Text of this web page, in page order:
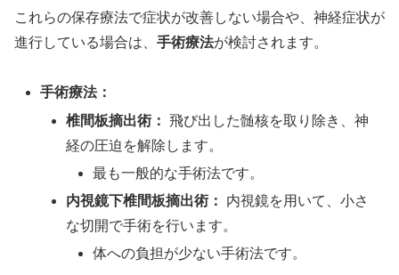
これらの保存療法で症状が改善しない場合や、神経症状が
進行している場合は、 手術療法が検討されます。
手術療法：
椎間板摘出術： 飛び出した髄核を取り除き、神
経の圧迫を解除します。
最も一般的な手術法です。
内視鏡下椎間板摘出術：
内視鏡を用いて、小さ
な切開で手術を行います。
体への負担が少ない手術法です。